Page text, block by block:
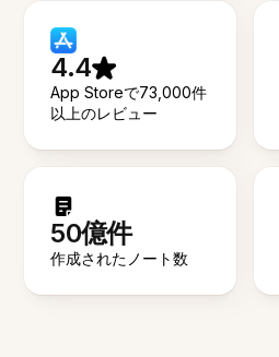
4.4
App Storeで73,000件
以上のレビュー
50億件
作成されたノート数